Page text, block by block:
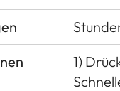
1)